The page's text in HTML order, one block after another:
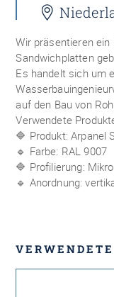
Wir präsentieren
Sandwichplatten
Es handelt sich um
auf den Bau von
Verwendete
🔷 Produkt: Arpanel
🔹 Farbe: RAL 9007
🔷 Profilierung:
🔹 Anordnung: